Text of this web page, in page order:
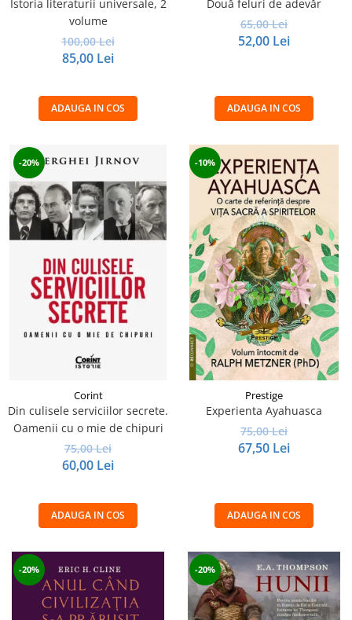
Istoria literaturii universale, 2
volume
100,00 Lei
85,00 Lei
ADAUGA IN COS
Două feluri de adevăr
65,00 Lei
52,00 Lei
ADAUGA IN COS
-20%
Corint
Din culisele serviciilor secrete.
Oamenii cu o mie de chipuri
75,00 Lei
60,00 Lei
ADAUGA IN COS
-10%
Prestige
Experienta Ayahuasca
75,00 Lei
67,50 Lei
ADAUGA IN COS
-20% -20%